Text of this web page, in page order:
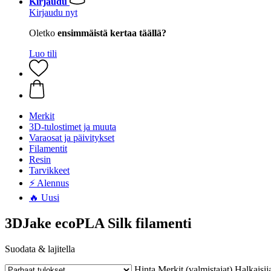
Kirjaudu nyt
Oletko ensimmäistä kertaa täällä?
Luo tili
Merkit
3D-tulostimet ja muuta
Varaosat ja päivitykset
Filamentit
Resin
Tarvikkeet
⚡ Alennus
🔥 Uusi
3DJake ecoPLA Silk filamenti
Suodata & lajitella